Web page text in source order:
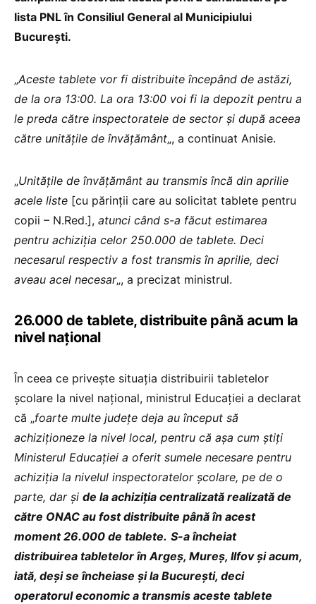
lista PNL în Consiliul General al Municipiului
București.
„Aceste tablete vor fi distribuite începând de astăzi,
de la ora 13:00. La ora 13:00 voi fi la depozit pentru a
le preda către inspectoratele de sector și după aceea
către unitățile de învățământ„, a continuat Anisie.
„Unitățile de învățământ au transmis încă din aprilie
acele liste [cu părinții care au solicitat tablete pentru
copii – N.Red.], atunci când s-a făcut estimarea
pentru achiziția celor 250.000 de tablete. Deci
necesarul respectiv a fost transmis în aprilie, deci
aveau acel necesar„, a precizat ministrul.
26.000 de tablete, distribuite până acum la
nivel național
În ceea ce privește situația distribuirii tabletelor
școlare la nivel național, ministrul Educației a declarat
că „foarte multe județe deja au început să
achiziționeze la nivel local, pentru că așa cum știți
Ministerul Educației a oferit sumele necesare pentru
achiziția la nivelul inspectoratelor școlare, pe de o
parte, dar și de la achiziția centralizată realizată de
către ONAC au fost distribuite până în acest
moment 26.000 de tablete. S-a încheiat
distribuirea tabletelor în Argeș, Mureș, Ilfov și acum,
iată, deși se încheiase și la București, deci
operatorul economic a transmis aceste tablete